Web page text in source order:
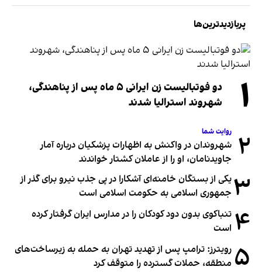
پربازدیدترین‌ها
۱
دو فوتبالیست زن ایرانی ۵ ماه پس از پناهندگی،
شهروند استرالیا شدند
۲ روایت شما
شهروندان در واکنش به اظهارات پزشکیان درباره آمار
جاویدنامان، او را از عاملان کشتار خواندند
۳یکی از بستگان خامنه‌ای آشکارا در پی جذب نیرو برای گذر از
جمهوری اسلامی به حکومت اسلامی است
۴ تنباکوی بدون دود کودکان را در مدارس ایران گرفتار کرده
است
۵ رویترز: ترامپ پس از تهدید تهران به حمله به زیرساخت‌های
منطقه، حملات گسترده را متوقف کرد